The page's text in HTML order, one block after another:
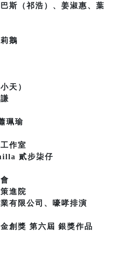
斯（祁浩）、姜淑惠、葉
鵝
天）
珮瑜
作室
貳步柒仔
進院
有限公司、嚎哮排演
創獎 第六屆 銀獎作品